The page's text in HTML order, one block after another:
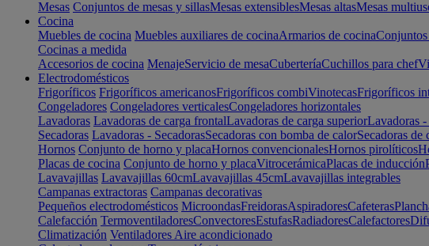
Mesas Conjuntos de mesas y sillasMesas extensiblesMesas altasMesas
Cocina
Muebles de cocina Muebles auxiliares de cocinaArmarios de cocinaConjuntos
Cocinas a medida
Accesorios de cocina MenajeServicio de mesaCuberteríaCuchillos para chef
Electrodomésticos
Frigoríficos Frigoríficos americanosFrigoríficos combiVinotecasFrigoríficos
Congeladores Congeladores verticalesCongeladores horizontales
Lavadoras Lavadoras de carga frontalLavadoras de carga superiorLavadoras -
Secadoras Lavadoras - SecadorasSecadoras con bomba de calorSecadoras de
Hornos Conjunto de horno y placaHornos convencionalesHornos pirolíticos
Placas de cocina Conjunto de horno y placaVitrocerámicaPlacas de inducción
Lavavajillas Lavavajillas 60cmLavavajillas 45cmLavavajillas integrables
Campanas extractoras Campanas decorativas
Pequeños electrodomésticos MicroondasFreidorasAspiradoresCafeteras
Calefacción TermoventiladoresConvectoresEstufasRadiadoresCalefactores
Climatización Ventiladores Aire acondicionado